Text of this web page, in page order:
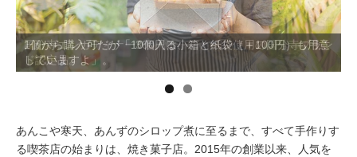
イベント情報
おしらせ
国分寺エンガディナー300円は、こくベジ使用の国分寺ブラン
ド認定品。
1個から購入可だが「10個入る小箱と紙袋（＋100円）も用意
していますよ」。
あんこや寒天、あんずのシロップ煮に至るまで、すべて手作りす
る喫茶店の始まりは、焼き菓子店。2015年の創業以来、人気を